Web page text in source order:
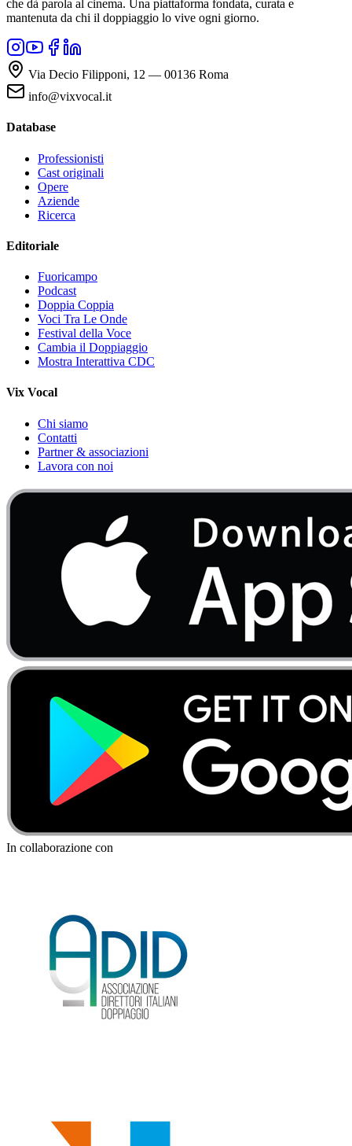
che dà parola al cinema. Una piattaforma fondata, curata e
mantenuta da chi il doppiaggio lo vive ogni giorno.
Via Decio Filipponi, 12 — 00136 Roma
info@vixvocal.it
Database
Professionisti
Cast originali
Opere
Aziende
Ricerca
Editoriale
Fuoricampo
Podcast
Doppia Coppia
Voci Tra Le Onde
Festival della Voce
Cambia il Doppiaggio
Mostra Interattiva CDC
Vix Vocal
Chi siamo
Contatti
Partner & associazioni
Lavora con noi
In collaborazione con